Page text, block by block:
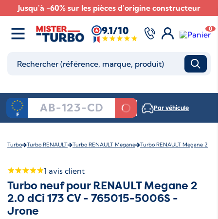
Jusqu'à -60% sur les pièces d'origine constructeur
9.1/10 0
Par véhicule
Turbo Turbo RENAULT Turbo RENAULT Megane Turbo RENAULT Megane 2
1 avis client
Turbo neuf pour RENAULT Megane 2
2.0 dCi 173 CV - 765015-5006S -
Jrone